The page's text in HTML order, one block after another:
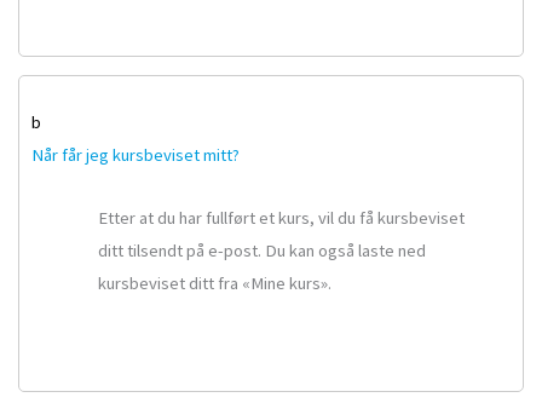
b
Når får jeg kursbeviset mitt?
Etter at du har fullført et kurs, vil du få kursbeviset
ditt tilsendt på e-post. Du kan også laste ned
kursbeviset ditt fra «Mine kurs».